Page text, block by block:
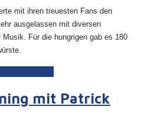
mit ihren treuesten Fans den
ausgelassen mit diversen
Für die hungrigen gab es 180
mit Patrick